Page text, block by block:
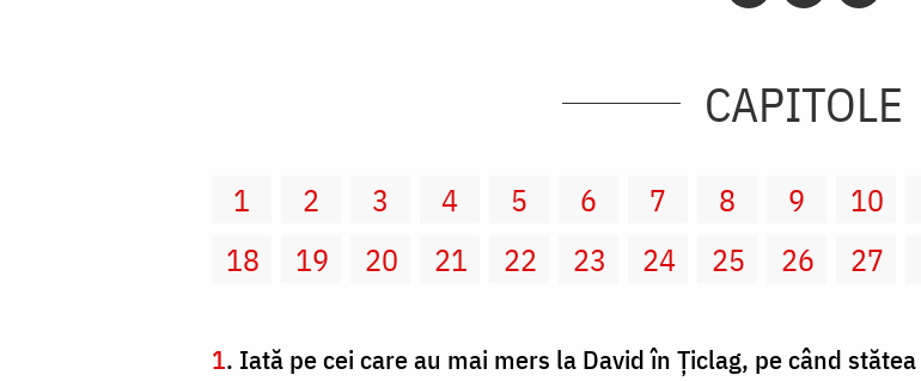
CAPITOLE
1 2 3 4 5 6 7 8 9 10
18
19 20 21 22 23 24 25 26 27
1. Iată pe cei care au mai mers la David în Ţiclag, pe când